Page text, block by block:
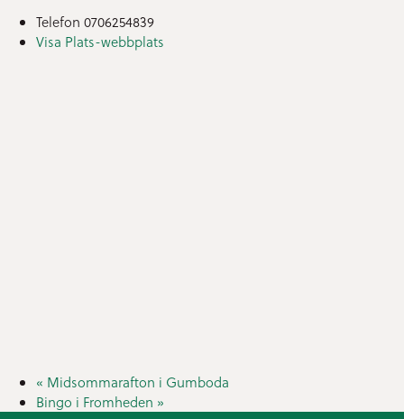
Telefon 0706254839
Visa Plats-webbplats
« Midsommarafton i Gumboda
Bingo i Fromheden »